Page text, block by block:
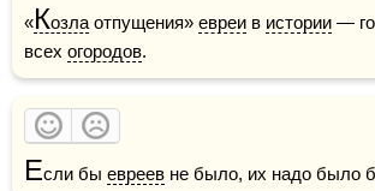
«Козла отпущения» евреи в истории —
всех огородов.
Если бы евреев не было, их надо было